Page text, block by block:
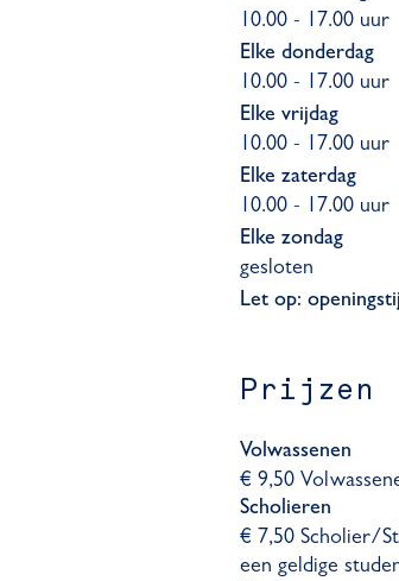
10.00 - 17.00 uur
Elke donderdag
10.00 - 17.00 uur
Elke vrijdag
10.00 - 17.00 uur
Elke zaterdag
10.00 - 17.00 uur
Elke zondag
gesloten
Let op:
Prijzen
Volwassenen
€ 9,50
Scholieren
€ 7,50 Scholier/
een geldige